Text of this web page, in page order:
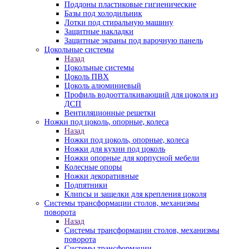
Поддоны пластиковые гигиенические
Базы под холодильник
Лотки под стиральную машину
Защитные накладки
Защитные экраны под варочную панель
Цокольные системы
Назад
Цокольные системы
Цоколь ПВХ
Цоколь алюминиевый
Профиль водоотталкивающий для цоколя из
ДСП
Вентиляционные решетки
Ножки под цоколь, опорные, колеса
Назад
Ножки под цоколь, опорные, колеса
Ножки для кухни под цоколь
Ножки опорные для корпусной мебели
Колесные опоры
Ножки декоративные
Подпятники
Клипсы и защелки для крепления цоколя
Системы трансформации столов, механизмы
поворота
Назад
Системы трансформации столов, механизмы
поворота